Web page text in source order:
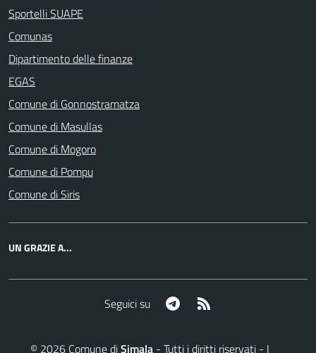
Sportelli SUAPE
Comunas
Dipartimento delle finanze
EGAS
Comune di Gonnostramatza
Comune di Masullas
Comune di Mogoro
Comune di Pompu
Comune di Siris
UN GRAZIE A...
Seguici su Telegram
© 2026Comune diSimala- Tutti i diritti riservati - I